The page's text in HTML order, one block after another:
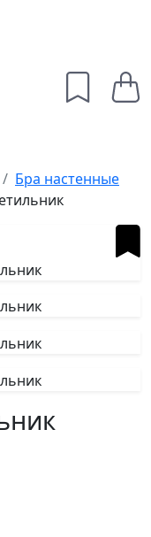
Бра настенные